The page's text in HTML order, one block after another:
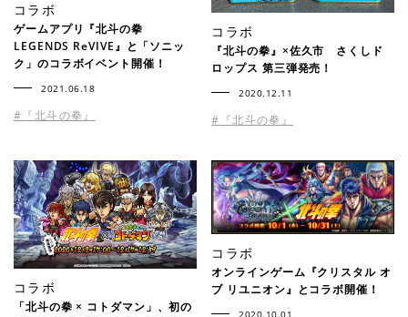
コラボ
ゲームアプリ『北斗の拳
LEGENDS ReVIVE』と「ソニッ
ク」のコラボイベント開催！
2021.06.18
#『北斗の拳』
コラボ
『北斗の拳』×佐久市 さくしド
ロップス 第三弾発売！
2020.12.11
#『北斗の拳』
コラボ
「北斗の拳 × コトダマン」、初の
コラボ
オンラインゲーム『クリスタル オ
ブ リユニオン』とコラボ開催！
2020.10.01